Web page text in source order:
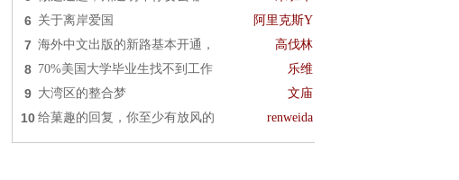
6 关于离岸爱国 阿里克斯Y
7 海外中文出版的新路基本开通， 高伐林
8 70%美国大学毕业生找不到工作 乐维
9 大湾区的整合梦 文庙
10 给菓趣的回复，你至少有放风的 renweida